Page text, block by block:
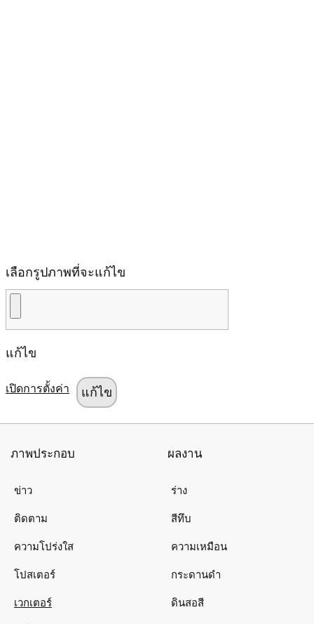
เลือกรูปภาพที่จะแก้ไข
แก้ไข
เปิดการตั้งค่า
ภาพประกอบ
ข่าว
ติดตาม
ความโปร่งใส
โปสเตอร์
เวกเตอร์
ผลงาน
ร่าง
สีทึบ
ความเหมือน
กระดานดำ
ดินสอสี